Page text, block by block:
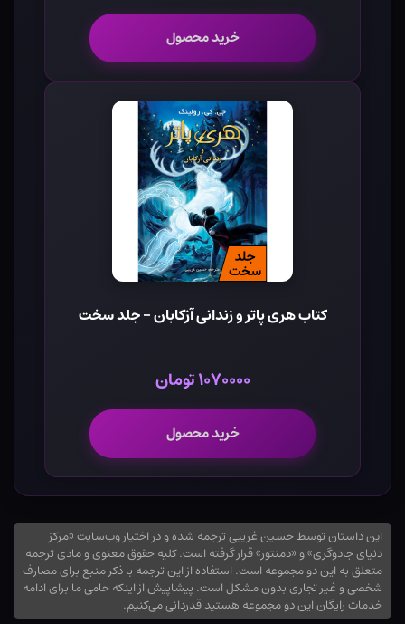
خرید محصول
کتاب هری پاتر و زندانی آزکابان - جلد سخت
۱۰۷۰۰۰۰ تومان
خرید محصول
این داستان توسط حسین غریبی ترجمه شده و در اختیار وب‌سایت «مرکز
دنیای جادوگری» و «دمنتور» قرار گرفته است. کلیه حقوق معنوی و مادی ترجمه
متعلق به این دو مجموعه است. استفاده از این ترجمه با ذکر منبع برای مصارف
شخصی و غیر تجاری بدون مشکل است. پیشاپیش از اینکه حامی ما برای ادامه
خدمات رایگان این دو مجموعه هستید قدردانی می‌کنیم.